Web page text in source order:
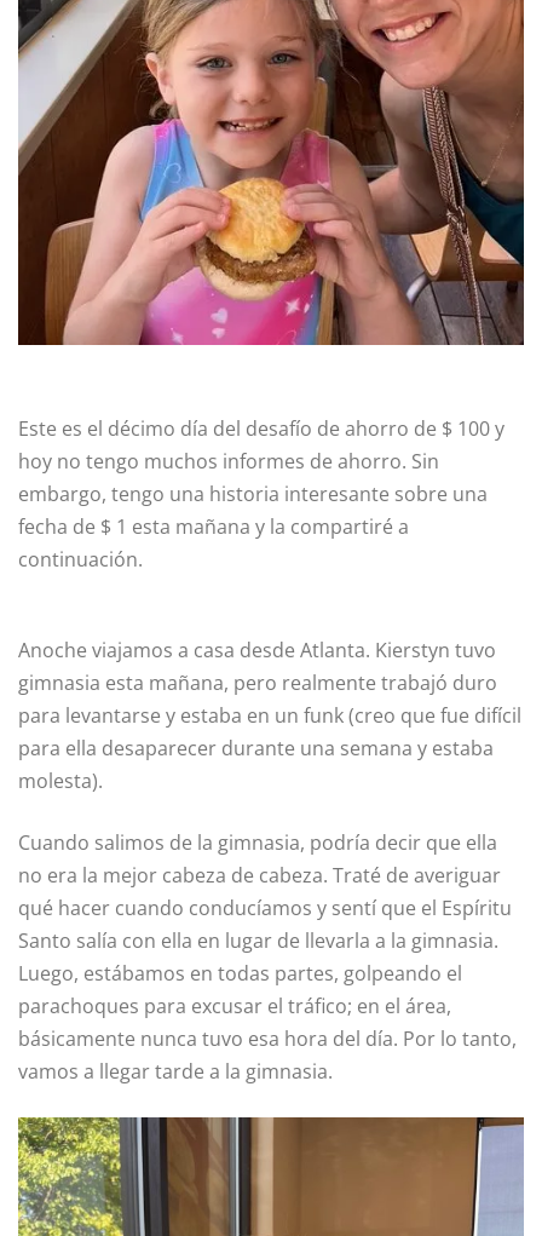
Este es el décimo día del desafío de ahorro de $ 100 y
hoy no tengo muchos informes de ahorro. Sin
embargo, tengo una historia interesante sobre una
fecha de $ 1 esta mañana y la compartiré a
continuación.
Anoche viajamos a casa desde Atlanta. Kierstyn tuvo
gimnasia esta mañana, pero realmente trabajó duro
para levantarse y estaba en un funk (creo que fue difícil
para ella desaparecer durante una semana y estaba
molesta).
Cuando salimos de la gimnasia, podría decir que ella
no era la mejor cabeza de cabeza. Traté de averiguar
qué hacer cuando conducíamos y sentí que el Espíritu
Santo salía con ella en lugar de llevarla a la gimnasia.
Luego, estábamos en todas partes, golpeando el
parachoques para excusar el tráfico; en el área,
básicamente nunca tuvo esa hora del día. Por lo tanto,
vamos a llegar tarde a la gimnasia.